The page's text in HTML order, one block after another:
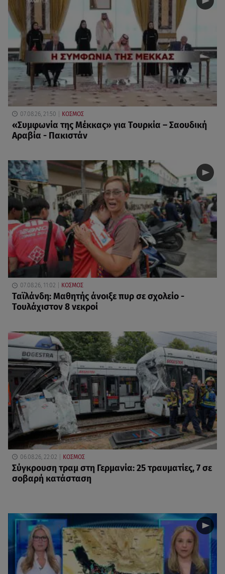
07.08.26, 21:50 ΚΟΣΜΟΣ
«Συμφωνία της Μέκκας» για Τουρκία – Σαουδική
Αραβία - Πακιστάν
07.08.26, 11:02 ΚΟΣΜΟΣ
Ταϊλάνδη: Μαθητής άνοιξε πυρ σε σχολείο -
Τουλάχιστον 8 νεκροί
06.08.26, 22:02 ΚΟΣΜΟΣ
Σύγκρουση τραμ στη Γερμανία: 25 τραυματίες, 7 σε
σοβαρή κατάσταση